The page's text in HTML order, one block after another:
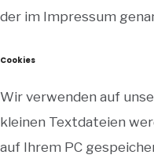
der im Impressum
Cookies
Wir verwenden auf
kleinen Textdateien
auf Ihrem PC